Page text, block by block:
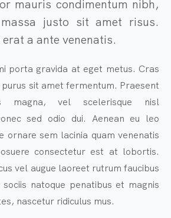
mauris condimentum nibh,
justo sit amet risus.
a ante venenatis.
porta gravida at eget metus. Cras
sit amet fermentum. Praesent
magna, vel scelerisque nisl
sed odio dui. Aenean eu leo
ornare sem lacinia quam venenatis
consectetur est at lobortis.
vel augue laoreet rutrum faucibus
natoque penatibus et magnis
nascetur ridiculus mus.